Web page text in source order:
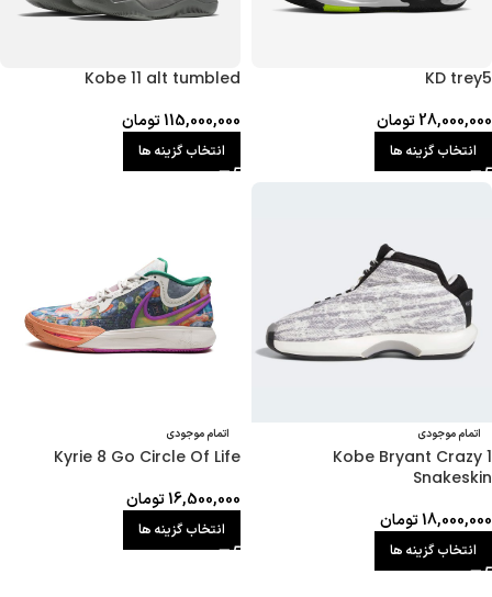
KD trey5
28,000,000تومان
انتخاب گزینه ها
Kobe 11 alt tumbled
115,000,000تومان
انتخاب گزینه ها
اتمام موجودی
Kobe Bryant Crazy 1
Snakeskin
18,000,000تومان
انتخاب گزینه ها
اتمام موجودی
Kyrie 8 Go Circle Of Life
16,500,000تومان
انتخاب گزینه ها